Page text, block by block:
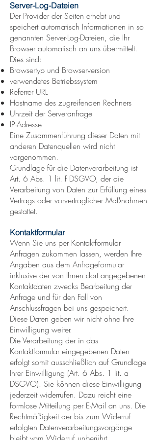
Server-Log-Dateien
Der Provider der Seiten erhebt und
speichert automatisch Informationen in so
genannten Server-Log-Dateien, die Ihr
Browser automatisch an uns übermittelt.
Dies sind:
Browsertyp und Browserversion
verwendetes Betriebssystem
Referrer URL
Hostname des zugreifenden Rechners
Uhrzeit der Serveranfrage
IP-Adresse
Eine Zusammenführung dieser Daten mit
anderen Datenquellen wird nicht
vorgenommen.
Grundlage für die Datenverarbeitung ist
Art. 6 Abs. 1 lit. f DSGVO, der die
Verarbeitung von Daten zur Erfüllung eines
Vertrags oder vorvertraglicher Maßnahmen
gestattet.
Kontaktformular
Wenn Sie uns per Kontaktformular
Anfragen zukommen lassen, werden Ihre
Angaben aus dem Anfrageformular
inklusive der von Ihnen dort angegebenen
Kontaktdaten zwecks Bearbeitung der
Anfrage und für den Fall von
Anschlussfragen bei uns gespeichert.
Diese Daten geben wir nicht ohne Ihre
Einwilligung weiter.
Die Verarbeitung der in das
Kontaktformular eingegebenen Daten
erfolgt somit ausschließlich auf Grundlage
Ihrer Einwilligung (Art. 6 Abs. 1 lit. a
DSGVO). Sie können diese Einwilligung
jederzeit widerrufen. Dazu reicht eine
formlose Mitteilung per E-Mail an uns. Die
Rechtmäßigkeit der bis zum Widerruf
erfolgten Datenverarbeitungsvorgänge